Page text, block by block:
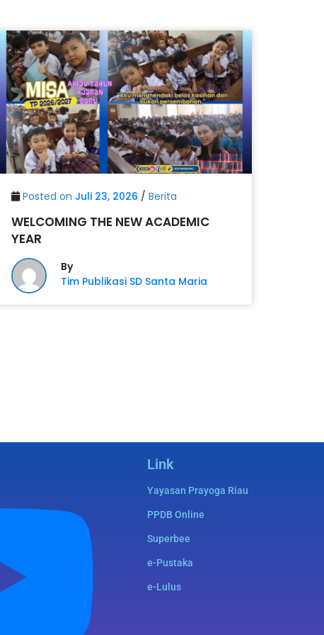
Posted on Juli 23, 2026 / Berita
WELCOMING THE NEW ACADEMIC
YEAR
By
Tim Publikasi SD Santa Maria
Link
Yayasan Prayoga Riau
PPDB Online
Superbee
e-Pustaka
e-Lulus